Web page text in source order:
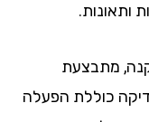
כוללת הפעלה